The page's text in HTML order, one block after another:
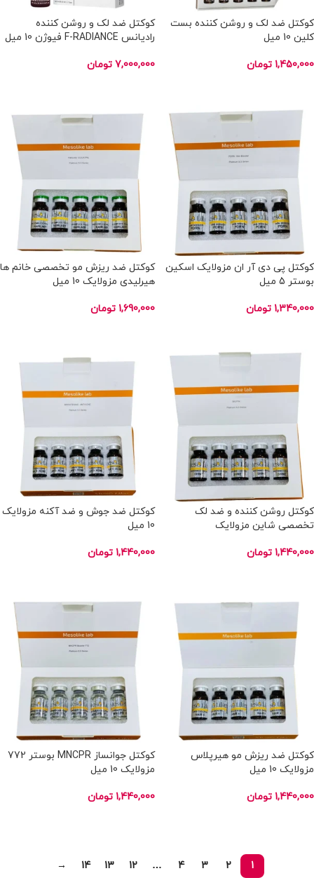
کوکتل ضد لک و روشن کننده بست
کلین 10 میل
1,450,000 تومان
کوکتل ضد لک و روشن کننده
رادیانس F-RADIANCE فیوژن 10 میل
7,000,000 تومان
کوکتل پی دی آر ان مزولایک اسکین
بوستر 5 میل
1,340,000 تومان
کوکتل ضد ریزش مو تخصصی خانم ها
هیرلیدی مزولایک 10 میل
1,690,000 تومان
کوکتل روشن کننده و ضد لک
تخصصی شاین مزولایک
1,440,000 تومان
کوکتل ضد جوش و ضد آکنه مزولایک
10 میل
1,440,000 تومان
کوکتل ضد ریزش مو هیرپلاس
مزولایک 10 میل
1,440,000 تومان
کوکتل جوانساز MNCPR بوستر 772
مزولایک 10 میل
1,440,000 تومان
1
2
3
4
…
12
13
14
→